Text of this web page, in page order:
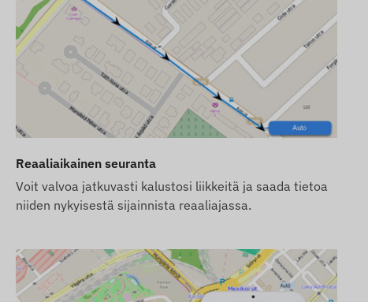
toiminto on aktivoitu)
Reaaliaikainen seuranta
Voit valvoa jatkuvasti kalustosi liikkeitä ja saada tietoa
niiden nykyisestä sijainnista reaaliajassa.